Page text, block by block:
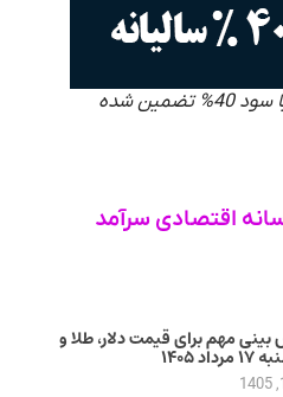
شده
اقتصادی سرآمد
مهم برای قیمت دلار، طلا و
۱۴۰۵